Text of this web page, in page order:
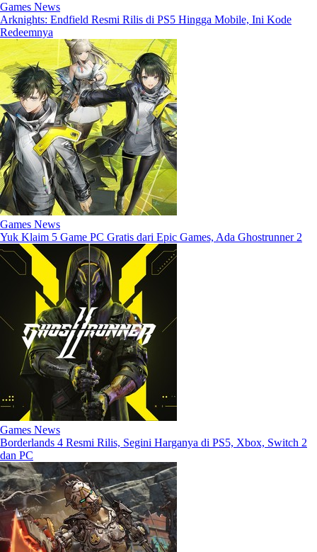
Games News
Arknights: Endfield Resmi Rilis di PS5 Hingga Mobile, Ini Kode
Redeemnya
Games News
Yuk Klaim 5 Game PC Gratis dari Epic Games, Ada Ghostrunner 2
Games News
Borderlands 4 Resmi Rilis, Segini Harganya di PS5, Xbox, Switch 2
dan PC